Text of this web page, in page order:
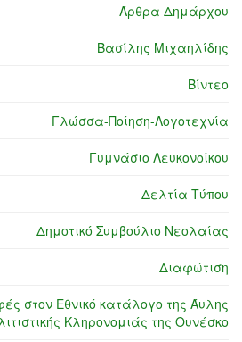
Άρθρα Δημάρχου
Βασίλης Μιχαηλίδης
Βίντεο
Γλώσσα-Ποίηση-Λογοτεχνία
Γυμνάσιο Λευκονοίκου
Δελτία Τύπου
Δημοτικό Συμβούλιο Νεολαίας
Διαφώτιση
στον Εθνικό κατάλογο της Άυλης
Κληρονομιάς της Ουνέσκο